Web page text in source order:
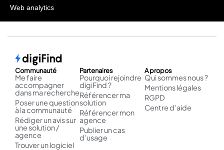
Web analytics
Communauté
Me faire
accompagner
dans ma recherche
Poser une question
à la communauté
Rédiger un avis sur
une solution /
agence
Trouver un logiciel
Partenaires
Pourquoi rejoindre
digiFind ?
Référencer ma
solution
Référencer mon
agence
Publier un cas
d'usage
A propos
Qui sommes nous ?
Mentions légales
RGPD
Centre d'aide